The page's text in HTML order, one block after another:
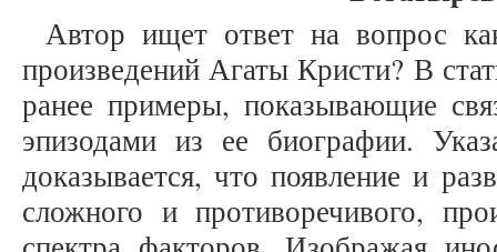
Автор ищет ответ на вопрос
произведений Агаты Кристи? В
ранее примеры, показывающие
эпизодами из ее биографии.
доказывается, что появление и
сложного и противоречивого,